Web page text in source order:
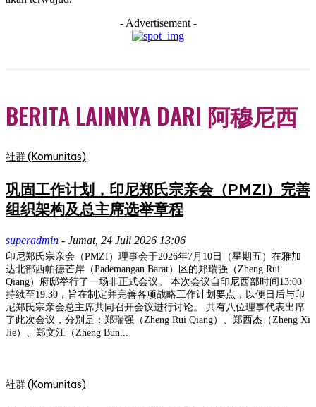
- Advertisement -
BERITA LAINNYA DARI 阿穆尼西
社群 (Komunitas)
巩固工作计划，印尼郑氏宗亲会（PMZI）完善
组织架构及总主席选举章程
superadmin - Jumat, 24 Juli 2026 13:06
印尼郑氏宗亲会（PMZI）理事会于2026年7月10日（星期五）在雅加
达北部西帕德芒岸（Pademangan Barat）区的郑瑞强（Zheng Rui
Qiang）府邸举行了一场非正式会议。 本次会议自印尼西部时间13:00
持续至19:30，旨在制定并完善各项战略工作计划要点，以便日后与印
尼郑氏宗亲会总主席共同召开会议进行讨论。 共有八位理事代表出席
了此次会议，分别是：郑瑞强（Zheng Rui Qiang）、郑西杰（Zheng Xi
Jie）、郑文江（Zheng Bun...
社群 (Komunitas)